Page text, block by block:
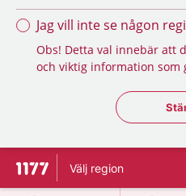
Jag vill inte se någon
Obs! Detta val innebär att
och viktig information som
Till startsidan för 1177
Välj region
på 1177.se